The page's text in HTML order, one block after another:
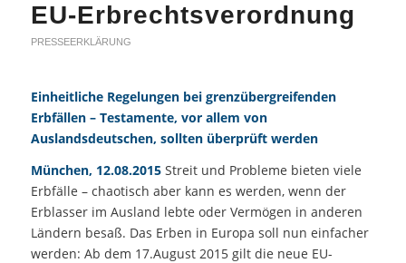
EU-Erbrechtsverordnung
PRESSEERKLÄRUNG
Einheitliche Regelungen bei grenzübergreifenden
Erbfällen – Testamente, vor allem von
Auslandsdeutschen, sollten überprüft werden
München, 12.08.2015Streit und Probleme bieten viele
Erbfälle – chaotisch aber kann es werden, wenn der
Erblasser im Ausland lebte oder Vermögen in anderen
Ländern besaß. Das Erben in Europa soll nun einfacher
werden: Ab dem 17.August 2015 gilt die neue EU-